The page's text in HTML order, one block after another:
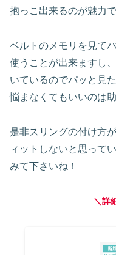
抱っこ出来るのが魅力
ベルトのメモリを見て
使うことが出来ますし
いているのでパッと見
悩まなくてもいいのは
是非スリングの付け方
ィットしないと思って
みて下さいね！
＼詳